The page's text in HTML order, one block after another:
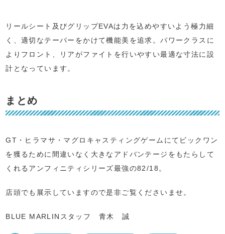
リールシート及びグリップEVAは力を込めやすいよう極力細
く、適切なテーパーをかけて機能美を追求。パワークラスに
よりフロント、リアがファイトを行いやすい最適な寸法に設
計となっています。
まとめ
GT・ヒラマサ・マグロキャスティングゲームにてビックワン
を獲るために間違いなく大きなアドバンテージをもたらして
くれるアンフィニティシリーズ最強の82/18。
店頭でも展示していますので是非ご覧くださいませ。
BLUE MARLINスタッフ 青木 誠